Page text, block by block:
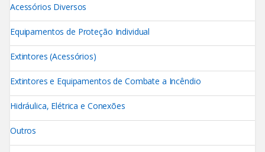
Acessórios Diversos
Equipamentos de Proteção Individual
Extintores (Acessórios)
Extintores e Equipamentos de Combate a Incêndio
Hidráulica, Elétrica e Conexões
Outros